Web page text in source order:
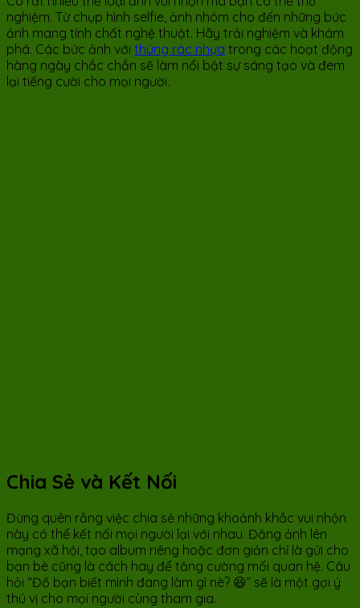
nghiệm. Từ chụp hình selfie, ảnh nhóm cho đến những bức
ảnh mang tính chất nghệ thuật. Hãy trải nghiệm và khám
phá. Các bức ảnh với thùng rác nhựa trong các hoạt động
hàng ngày chắc chắn sẽ làm nổi bật sự sáng tạo và đem
lại tiếng cười cho mọi người.
Chia Sẻ và Kết Nối
Đừng quên rằng việc chia sẻ những khoảnh khắc vui nhộn
này có thể kết nối mọi người lại với nhau. Đăng ảnh lên
mạng xã hội, tạo album riêng hoặc đơn giản chỉ là gửi cho
bạn bè cũng là cách hay để tăng cường mối quan hệ. Câu
hỏi “Đố bạn biết mình đang làm gì nè? 😆” sẽ là một gợi ý
thú vị cho mọi người cùng tham gia.